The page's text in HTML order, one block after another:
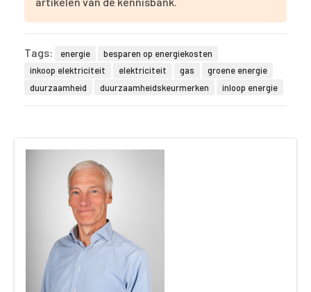
Tags: energie
besparen op energiekosten
inkoop elektriciteit
elektriciteit gas
groene energie
duurzaamheid
duurzaamheidskeurmerken inloop energie